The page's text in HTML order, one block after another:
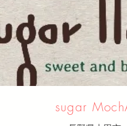
sugar